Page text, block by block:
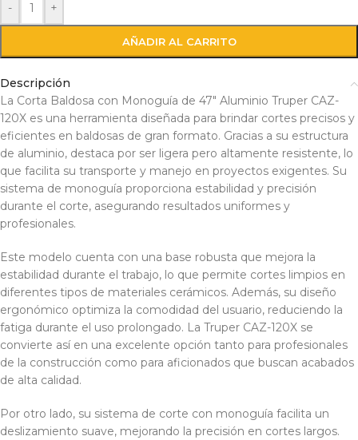
- +
AÑADIR AL CARRITO
Descripción
La Corta Baldosa con Monoguía de 47″ Aluminio Truper CAZ-
120X es una herramienta diseñada para brindar cortes precisos y
eficientes en baldosas de gran formato. Gracias a su estructura
de aluminio, destaca por ser ligera pero altamente resistente, lo
que facilita su transporte y manejo en proyectos exigentes. Su
sistema de monoguía proporciona estabilidad y precisión
durante el corte, asegurando resultados uniformes y
profesionales.
Este modelo cuenta con una base robusta que mejora la
estabilidad durante el trabajo, lo que permite cortes limpios en
diferentes tipos de materiales cerámicos. Además, su diseño
ergonómico optimiza la comodidad del usuario, reduciendo la
fatiga durante el uso prolongado. La Truper CAZ-120X se
convierte así en una excelente opción tanto para profesionales
de la construcción como para aficionados que buscan acabados
de alta calidad.
Por otro lado, su sistema de corte con monoguía facilita un
deslizamiento suave, mejorando la precisión en cortes largos.